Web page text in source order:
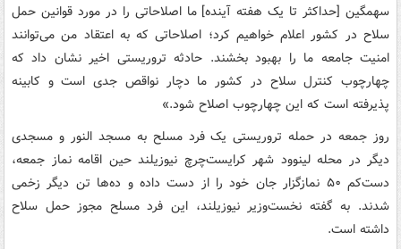
سهمگین [حداکثر تا یک هفته آینده] ما اصلاحاتی را در مورد قوانین حمل
سلاح در کشور اعلام خواهیم کرد؛ اصلاحاتی که به اعتقاد من می‌توانند
امنیت جامعه ما را بهبود بخشند. حادثه تروریستی اخیر نشان داد که
چهارچوب کنترل سلاح در کشور ما دچار نواقص جدی است و کابینه
پذیرفته است که این چهارچوب اصلاح شود.»
روز جمعه در حمله تروریستی یک فرد مسلح به مسجد النور و مسجدی
دیگر در محله لینوود شهر کرایست‌چرچ نیوزیلند حین اقامه نماز جمعه،
دست‌کم ۵۰ نمازگزار جان خود را از دست داده و ده‌ها تن دیگر زخمی
شدند. به گفته نخست‌وزیر نیوزیلند، این فرد مسلح مجوز حمل سلاح
داشته است.